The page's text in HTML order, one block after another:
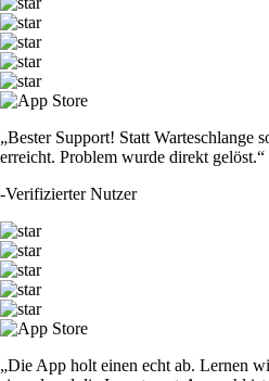
„Bester Support! Statt Warteschlange
erreicht. Problem wurde direkt gelöst.“
-Verifizierter Nutzer
„Die App holt einen echt ab. Lernen